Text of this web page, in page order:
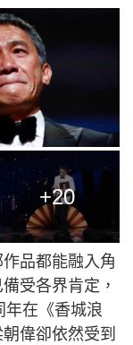
+20
品都能融入角
受各界肯定，
年在《香城浪
偉卻依然受到